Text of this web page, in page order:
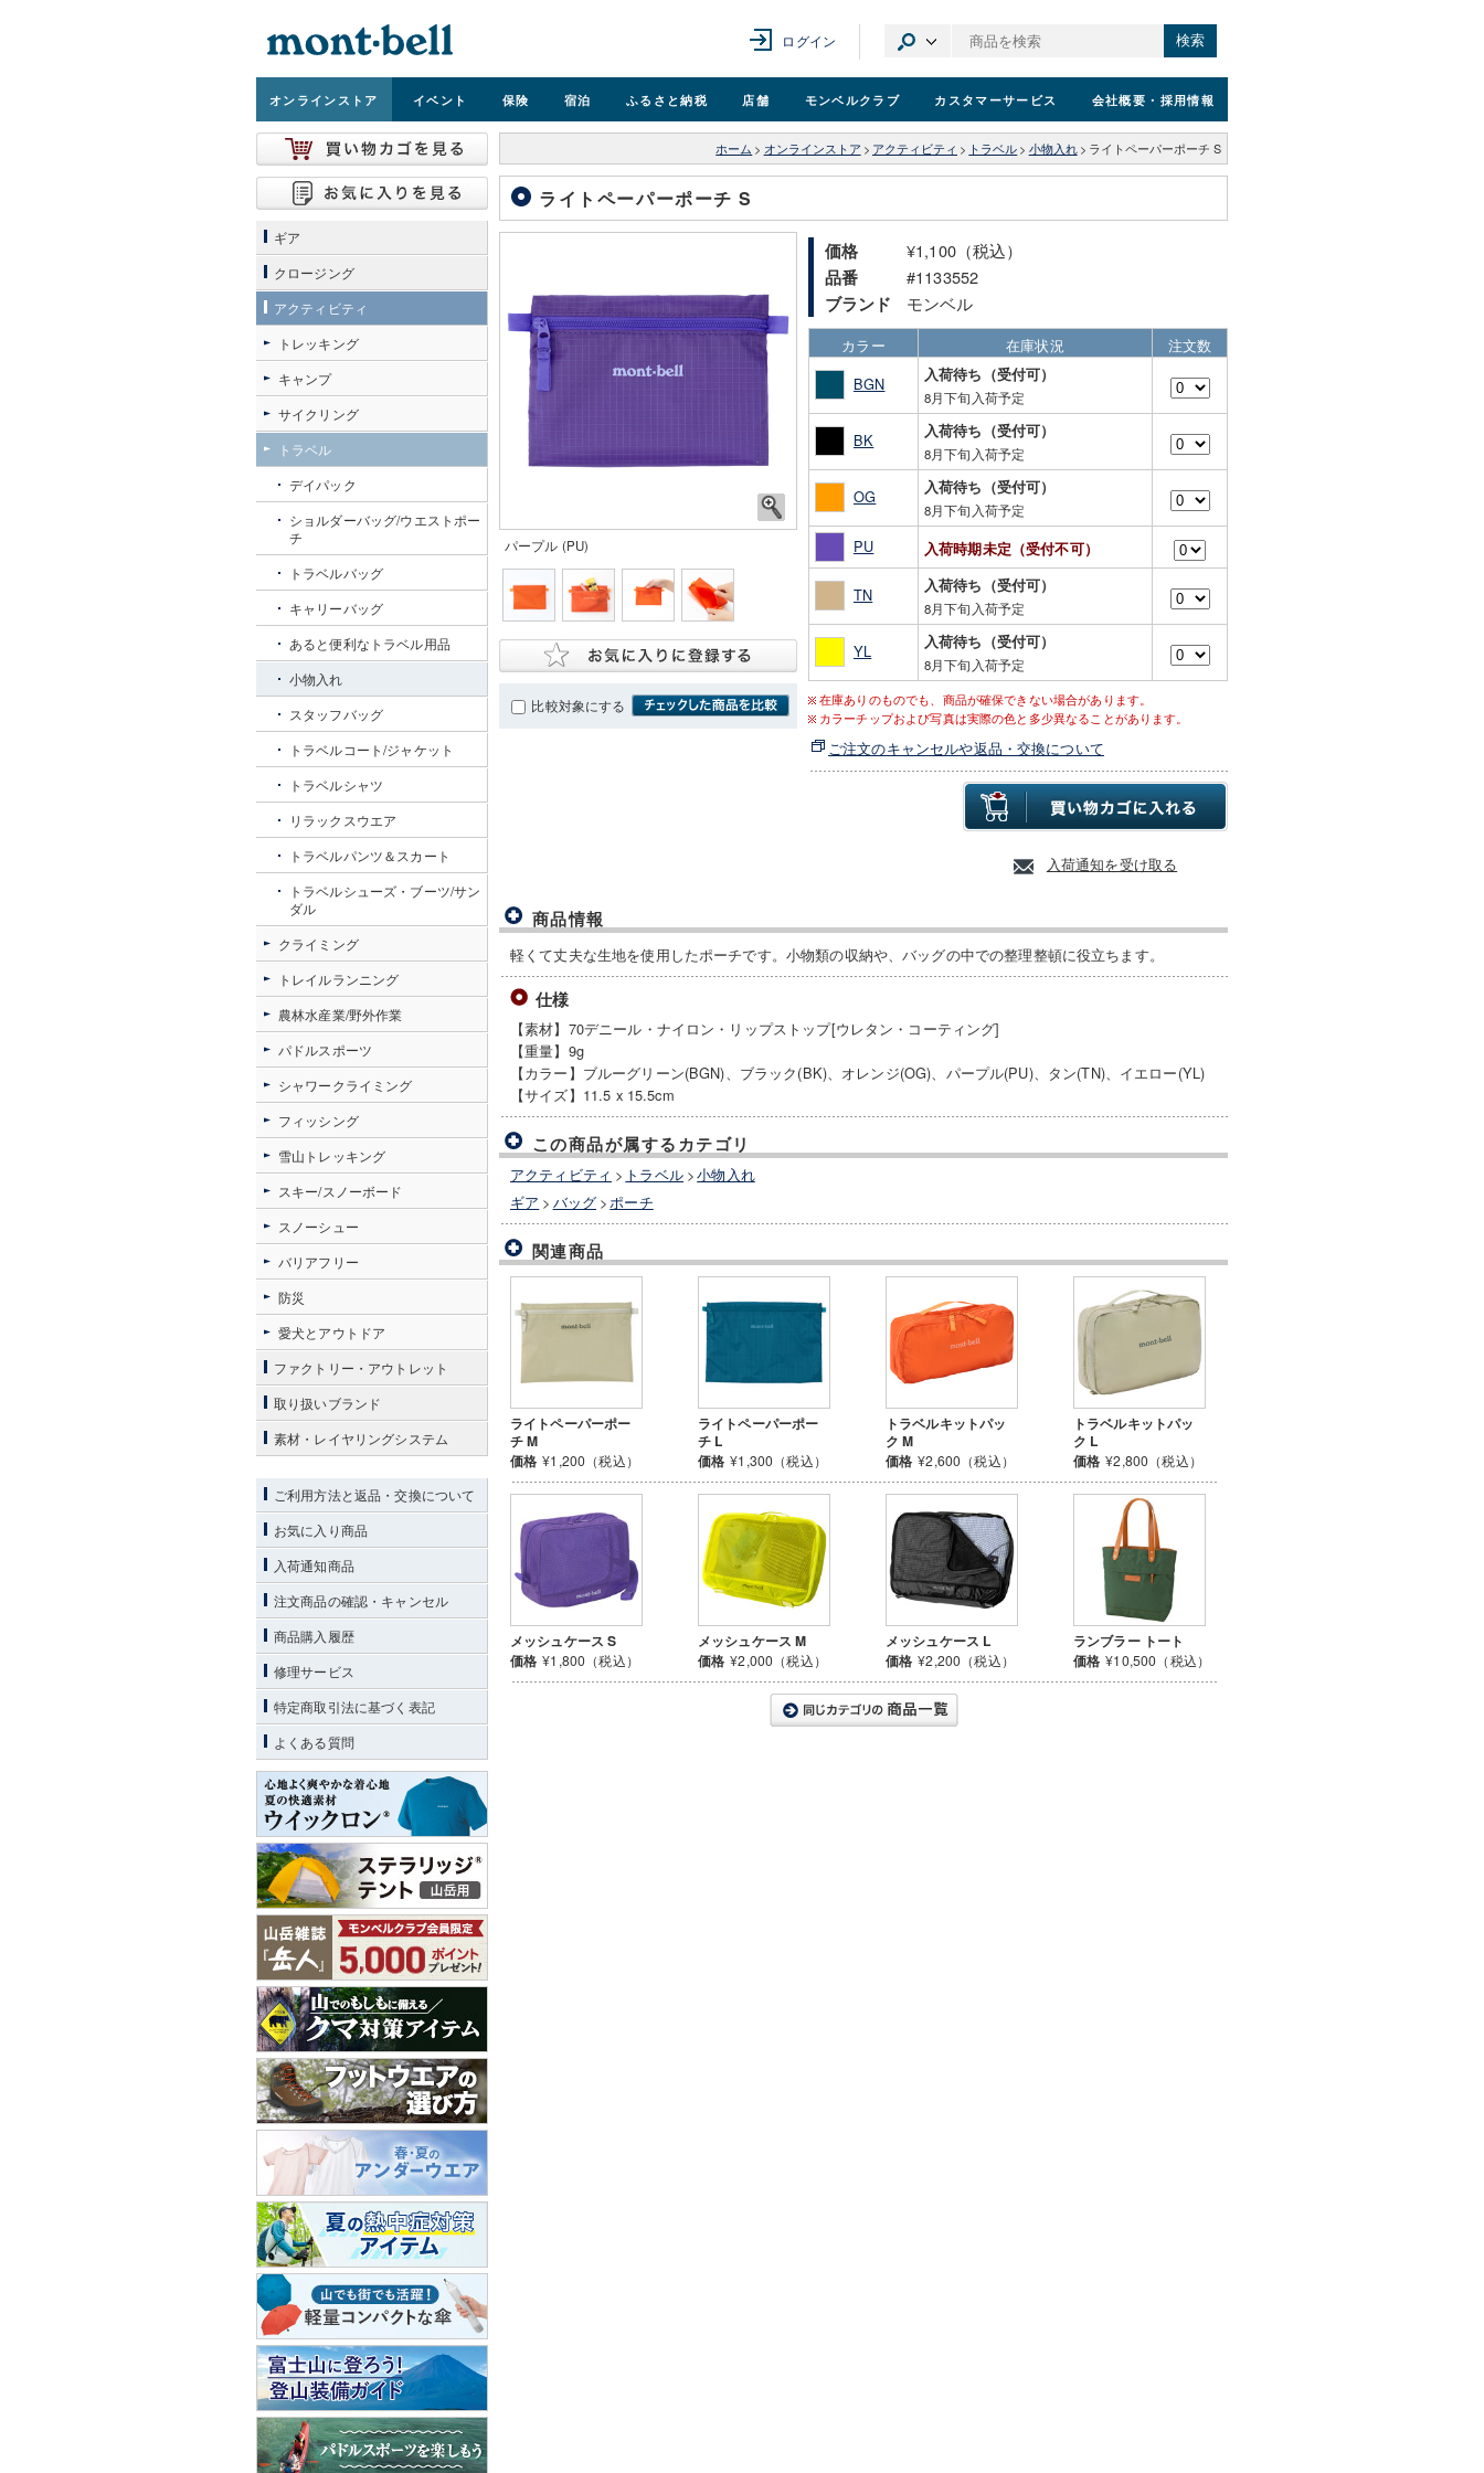
ログイン 検索
オンラインストア イベント 保険 宿泊 ふるさと納税 店舗 モンベルクラブ カスタマーサービス 会社概要 ・採用情報
ホーム > オンラインストア > アクティビティ > トラベル > 小物入れ > ライトペーパーポーチ S
ライトペーパーポーチ S
パープル (PU)
比較対象にする
価格 ¥1,100（税込）
品番 #1133552
ブランド モンベル
カラー 在庫状況
注文数
BGN
入荷待ち（受付可）
8月下旬入荷予定
BK 入荷待ち（受付可）
8月下旬入荷予定
OG 入荷待ち（受付可）
8月下旬入荷予定
PU 入荷時期未定（受付不可）
TN 入荷待ち（受付可）
8月下旬入荷予定
YL 入荷待ち（受付可）
8月下旬入荷予定
在庫ありのものでも、商品が確保できない場合があります。
カラーチップおよび写真は実際の色と多少異なることがあります。
ご注文のキャンセルや返品・交換について
入荷通知を受け取る
商品情報
軽くて丈夫な生地を使用したポーチです。小物類の収納や、バッグの中での整理整頓に役立ちます。
仕様
【素材】70デニール・ナイロン・リップストップ[ウレタン・コーティング]
【重量】9g
【カラー】ブルーグリーン(BGN)、ブラック(BK)、オレンジ(OG)、パープル(PU)、タン(TN)、イエロー(YL)
【サイズ】11.5 x 15.5cm
この商品が属するカテゴリ
アクティビティ > トラベル >小物入れ
ギア > バッグ >ポーチ
関連商品
ライトペーパーポー
チ M
価格 ¥1,200（税込）
ライトペーパーポー
チ L
価格 ¥1,300（税込）
トラベルキットパッ
ク M
価格 ¥2,600（税込）
トラベルキットパッ
ク L
価格 ¥2,800（税込）
メッシュケース S
価格 ¥1,800（税込）
メッシュケース M
価格 ¥2,000（税込）
メッシュケース L
価格 ¥2,200（税込）
ランブラー トート
価格 ¥10,500（税込）
ギア
クロージング
アクティビティ
トレッキング
キャンプ
サイクリング
トラベル
デイパック
ショルダーバッグ/ウエストポー
チ
トラベルバッグ
キャリーバッグ
あると便利なトラベル用品
小物入れ
スタッフバッグ
トラベルコート/ジャケット
トラベルシャツ
リラックスウエア
トラベルパンツ＆スカート
トラベルシューズ・ブーツ/サン
ダル
クライミング
トレイルランニング
農林水産業/野外作業
パドルスポーツ
シャワークライミング
フィッシング
雪山トレッキング
スキー/スノーボード
スノーシュー
バリアフリー
防災
愛犬とアウトドア
ファクトリー・アウトレット
取り扱いブランド
素材・レイヤリングシステム
ご利用方法と返品・交換について
お気に入り商品
入荷通知商品
注文商品の確認・キャンセル
商品購入履歴
修理サービス
特定商取引法に基づく表記
よくある質問